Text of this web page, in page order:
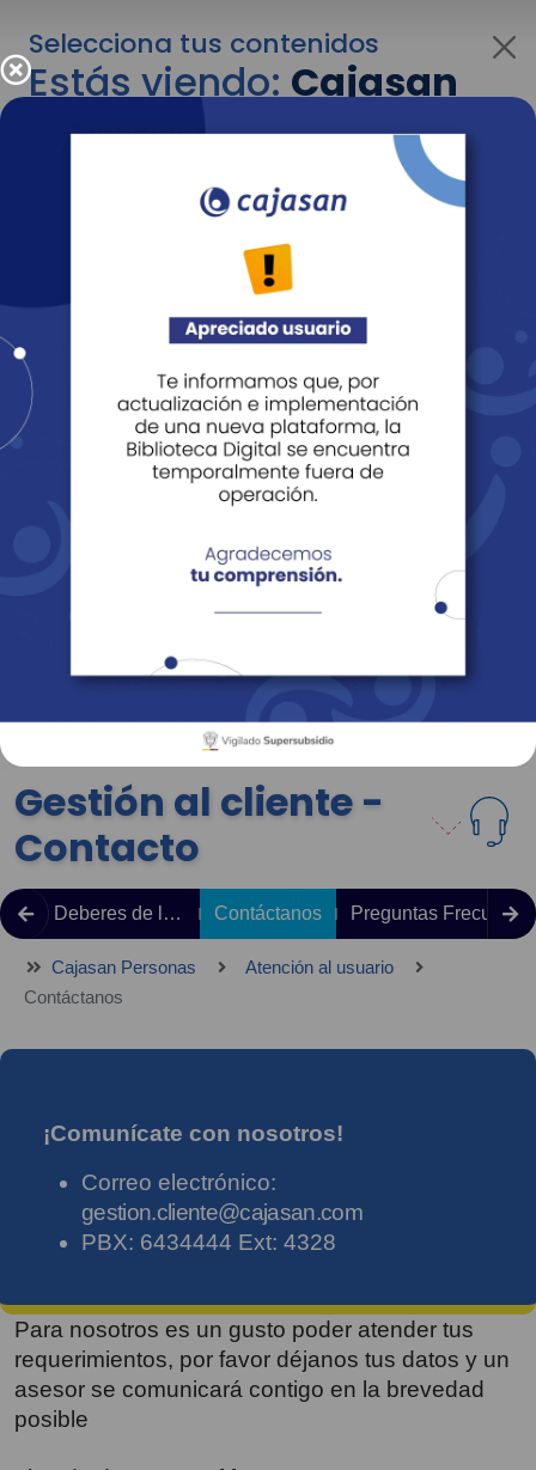
Selecciona tus contenidos
Estás viendo:Cajasan
para personas
Para cambiar al contenido de tu interés más
adelante recuerda utilizar el menú
Entendido
Revista Fácil Vivir
Sedes Directorio Servicios En Línea
Gestión al cliente -
Contacto
Derechos y Deberes de los Afiliados, Beneficiarios y Usuarios Contáctanos Preguntas
Cajasan Personas
Atención al usuario
Contáctanos
¡Comunícate con nosotros!
Correo electrónico:
gestion.cliente@cajasan.com
PBX: 6434444 Ext: 4328
Para nosotros es un gusto poder atender tus
requerimientos, por favor déjanos tus datos y un
asesor se comunicará contigo en la brevedad
posible